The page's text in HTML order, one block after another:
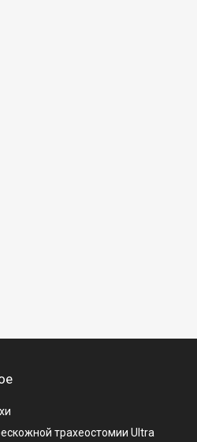
трахеостомии Ultra